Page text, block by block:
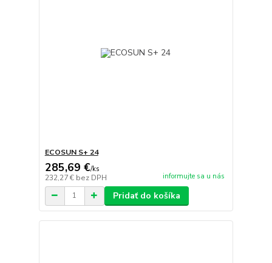
ECOSUN S+ 24
285,69 €/ks
232,27 € bez DPH informujte sa u nás
Pridať do košíka